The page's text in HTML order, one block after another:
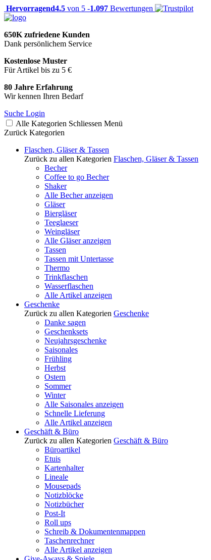
Hervorragend4.5 von 5 -1.097 Bewertungen
650K zufriedene Kunden
Dank persönlichem Service
Kostenlose Muster
Für Artikel bis zu 5 €
80 Jahre Erfahrung
Wir kennen Ihren Bedarf
Suche Login
Alle Kategorien Schliessen Menü
Zurück Kategorien
Flaschen, Gläser & Tassen
Zurück zu allen Kategorien Flaschen, Gläser & Tassen
Becher
Coffee to go Becher
Shaker
Alle Becher anzeigen
Gläser
Biergläser
Teeglaeser
Weingläser
Alle Gläser anzeigen
Tassen
Tassen mit Untertasse
Thermo
Trinkflaschen
Wasserflaschen
Alle Artikel anzeigen
Geschenke
Zurück zu allen Kategorien Geschenke
Danke sagen
Geschenksets
Neujahrsgeschenke
Saisonales
Frühling
Herbst
Ostern
Sommer
Winter
Alle Saisonales anzeigen
Schnelle Lieferung
Alle Artikel anzeigen
Geschäft & Büro
Zurück zu allen Kategorien Geschäft & Büro
Büroartikel
Etuis
Kartenhalter
Lineale
Mousepads
Notizblöcke
Notizbücher
Post-It
Roll ups
Schreib & Dokumentenmappen
Taschenrechner
Alle Artikel anzeigen